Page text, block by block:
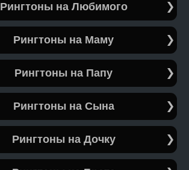
Рингтоны на Любимого
Рингтоны на Маму
Рингтоны на Папу
Рингтоны на Сына
Рингтоны на Дочку